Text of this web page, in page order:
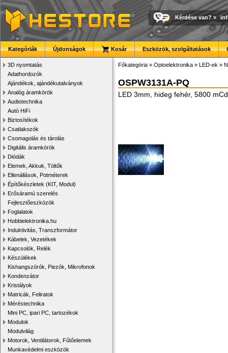
Kérdése van? »
Kategóriák Újdonságok Kosár Eszközök, szolgáltatások
3D nyomtatás
Adathordozók
Ajándékok, ajándékutalványok
Analóg áramkörök
Audiotechnika
Autó HiFi
Biztosítékok
Csatlakozók
Csomagolás és tárolás
Digitális áramkörök
Diódák
Elemek, Akkuk, Töltők
Ellenállások, Potméterek
Építőkészletek (KIT, Modul)
Erősáramú szerelés
Fejlesztőeszközök
Foglalatok
Hobbielektronika.hu
Induktivitás, Transzformátor
Kábelek, Vezetékek
Kapcsolók, Relék
Készülékek
Kishangszórók, Piezók, Mikrofonok
Kondenzátor
Kristályok
Matricák, Feliratok
Méréstechnika
Mini PC, ipari PC, tartozékok
Modulok
Modulvilág
Motorok, Ventilátorok, Fűtőelemek
Munkavédelmi eszközök
Főkategória » Optoelektronika » LED-ek »
OSPW3131A-PQ
LED 3mm, hideg fehér, 5800